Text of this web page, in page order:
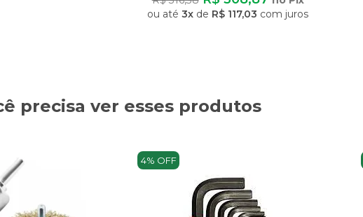
ou até3x de R$ 117,03 com juros
precisa ver esses produtos
4% OFF